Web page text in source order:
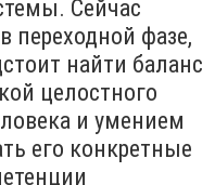
Сейчас
переходной фазе,
найти баланс
целостного
и умением
его конкретные